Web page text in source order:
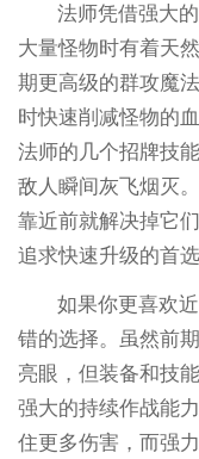
法师凭借强大
大量怪物时有着天
期更高级的群攻魔
时快速削减怪物的
法师的几个招牌技
敌人瞬间灰飞烟灭
靠近前就解决掉它
追求快速升级的首选
如果你更喜欢
错的选择。虽然前
亮眼，但装备和技
强大的持续作战能
住更多伤害，而强